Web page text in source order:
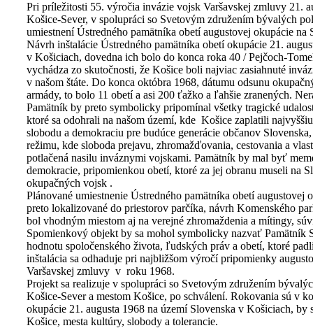
Pri príležitosti 55. výročia invázie vojsk Varšavskej zmluvy 21.
Košice-Sever, v spolupráci so Svetovým združením bývalých
umiestnení Ústredného pamätníka obetí augustovej okupácie na
Návrh inštalácie Ústredného pamätníka obetí okupácie 21.
v Košiciach, dovedna ich bolo do konca roka 40 / Pejčoch-
vychádza zo skutočnosti, že Košice boli najviac zasiahnuté
v našom štáte. Do konca októbra 1968, dátumu odsunu
armády, to bolo 11 obetí a asi 200 ťažko a ľahšie zranených.
Pamätník by preto symbolicky pripomínal všetky tragické
ktoré sa odohrali na našom území, kde Košice zaplatili
slobodu a demokraciu pre budúce generácie občanov
režimu, kde sloboda prejavu, zhromažďovania, cestovania a
potlačená nasilu inváznymi vojskami. Pamätník by mal byť
demokracie, pripomienkou obetí, ktoré za jej obranu museli na
okupačných vojsk .
Plánované umiestnenie Ústredného pamätníka obetí
preto lokalizované do priestorov parčíka, návrh Komenského
bol vhodným miestom aj na verejné zhromaždenia a mítingy,
Spomienkový objekt by sa mohol symbolicky nazvať Pamätník
hodnotu spoločenského života, ľudských práv a obetí, ktoré
inštalácia sa odhaduje pri najbližšom výročí pripomienky
Varšavskej zmluvy v roku 1968.
Projekt sa realizuje v spolupráci so Svetovým združením
Košice-Sever a mestom Košice, po schválení. Rokovania sú v
okupácie 21. augusta 1968 na území Slovenska v Košiciach, by
Košice, mesta kultúry, slobody a tolerancie.